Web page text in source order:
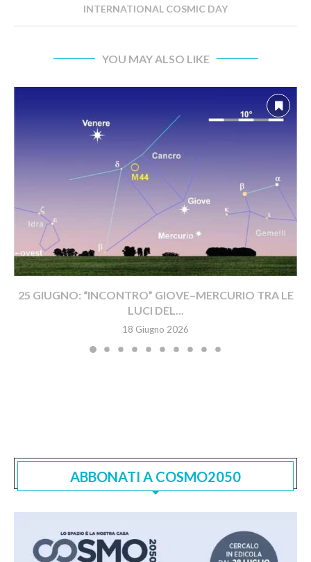
INTERNATIONAL COSMIC DAY
YOU MAY ALSO LIKE
25 GIUGNO: “INCONTRO” GIOVE–MERCURIO TRA LE
LUCI DEL...
18 Giugno 2026
ABBONATI A COSMO2050